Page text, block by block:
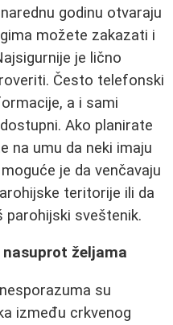
godinu otvaraju
možete zakazati i
je lično
Često telefonski
a i sami
Ako planirate
na umu da neki imaju
je da venčavaju
teritorije ili da
parohijski sveštenik.
željama
su
između crkvenog